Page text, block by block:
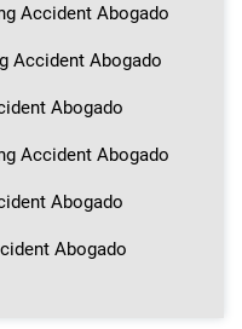
Accident Abogado
Accident Abogado
Abogado
Accident Abogado
Abogado
Abogado